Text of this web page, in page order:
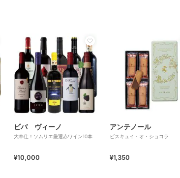
ビバ ヴィーノ
大奉仕！ソムリエ厳選赤ワイン10本
¥10,000
アンテノール
ビスキュイ・オ・ショコラ
¥1,350